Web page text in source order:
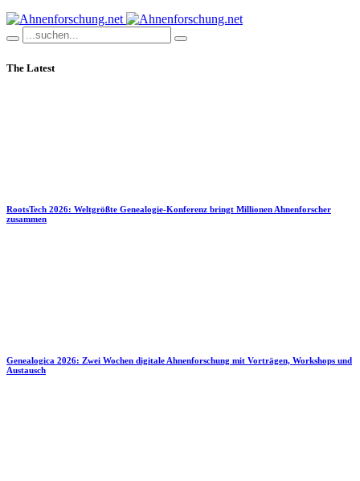
The Latest
RootsTech 2026: Weltgrößte Genealogie-Konferenz bringt Millionen Ahnenforscher
zusammen
Genealogica 2026: Zwei Wochen digitale Ahnenforschung mit Vorträgen, Workshops und
Austausch